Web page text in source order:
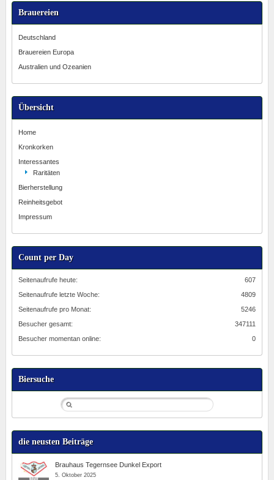
Brauereien
Deutschland
Brauereien Europa
Australien und Ozeanien
Übersicht
Home
Kronkorken
Interessantes
Raritäten
Bierherstellung
Reinheitsgebot
Impressum
Count per Day
607
Seitenaufrufe heute:
4809
Seitenaufrufe letzte Woche:
5246
Seitenaufrufe pro Monat:
347111
Besucher gesamt:
0
Besucher momentan online:
Biersuche
die neusten Beiträge
Brauhaus Tegernsee Dunkel Export
5. Oktober 2025